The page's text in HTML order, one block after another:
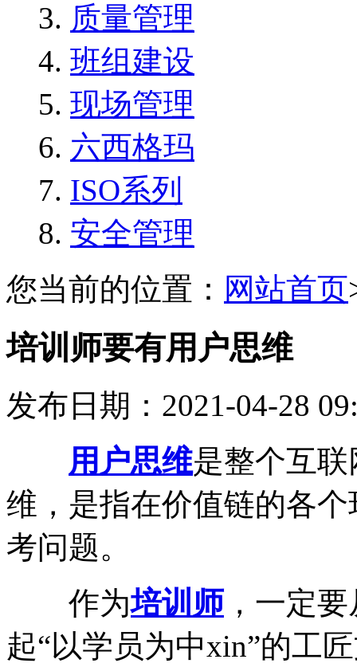
质量管理
班组建设
现场管理
六西格玛
ISO系列
安全管理
您当前的位置： 网站首页
培训师要有用户思维
发布日期：2021-04-28
用户思维是整个互
维，是指在价值链的各
考问题。
作为培训师 ，一定
起“以学员为中xin”的工